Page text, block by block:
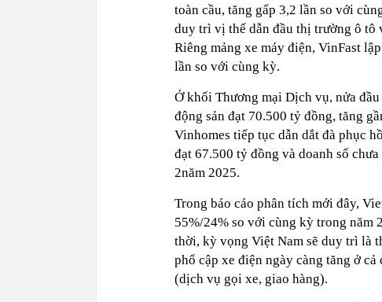
toàn cầu, tăng gấp 3,2 lần so với
duy trì vị thế dẫn đầu thị trường ô tô
Riêng mảng xe máy điện, VinFast
lần so với cùng kỳ.
Ở khối Thương mại Dịch vụ, nửa
động sản đạt 70.500 tỷ đồng, tăng
Vinhomes tiếp tục dẫn dắt đà phục
đạt 67.500 tỷ đồng và doanh số
2năm 2025.
Trong báo cáo phân tích mới đây,
55%/24% so với cùng kỳ trong năm
thời, kỳ vọng Việt Nam sẽ duy trì là
phổ cập xe điện ngày càng tăng ở
(dịch vụ gọi xe, giao hàng).